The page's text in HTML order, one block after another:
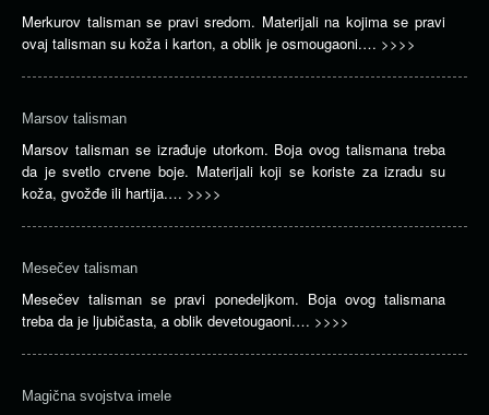
Merkurov talisman se pravi sredom. Materijali na kojima se pravi
ovaj talisman su koža i karton, a oblik je osmougaoni.… >>>>
Marsov talisman
Marsov talisman se izrađuje utorkom. Boja ovog talismana treba
da je svetlo crvene boje. Materijali koji se koriste za izradu su
koža, gvožđe ili hartija.… >>>>
Mesečev talisman
Mesečev talisman se pravi ponedeljkom. Boja ovog talismana
treba da je ljubičasta, a oblik devetougaoni.… >>>>
Magična svojstva imele